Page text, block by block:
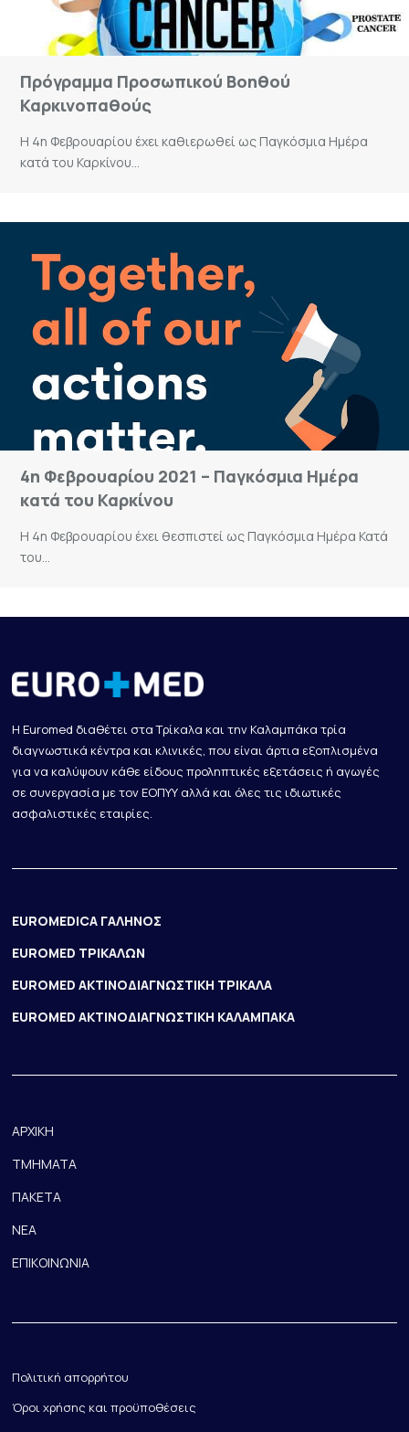
Πρόγραμμα Προσωπικού Βοηθού
Καρκινοπαθούς
Η 4η Φεβρουαρίου έχει καθιερωθεί ως Παγκόσμια Ημέρα
κατά του Καρκίνου...
4η Φεβρουαρίου 2021 – Παγκόσμια Ημέρα
κατά του Καρκίνου
Η 4η Φεβρουαρίου έχει θεσπιστεί ως Παγκόσμια Ημέρα Κατά
του...
Η Euromed διαθέτει στα Τρίκαλα και την Καλαμπάκα τρία
διαγνωστικά κέντρα και κλινικές, που είναι άρτια εξοπλισμένα
για να καλύψουν κάθε είδους προληπτικές εξετάσεις ή αγωγές
σε συνεργασία με τον ΕΟΠΥΥ αλλά και όλες τις ιδιωτικές
ασφαλιστικές εταιρίες.
EUROMEDICA ΓΑΛΗΝΟΣ
EUROMED ΤΡΙΚΑΛΩΝ
EUROMED ΑΚΤΙΝΟΔΙΑΓΝΩΣΤΙΚΗ ΤΡΙΚΑΛΑ
EUROMED ΑΚΤΙΝΟΔΙΑΓΝΩΣΤΙΚΗ ΚΑΛΑΜΠΑΚΑ
ΑΡΧΙΚΗ
ΤΜΗΜΑΤΑ
ΠΑΚΕΤΑ
ΝΕΑ
ΕΠΙΚΟΙΝΩΝΙΑ
Πολιτική απορρήτου
Όροι χρήσης και προϋποθέσεις